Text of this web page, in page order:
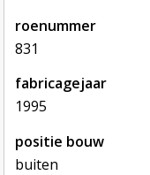
roenummer
831
fabricagejaar
1995
positie bouw
buiten